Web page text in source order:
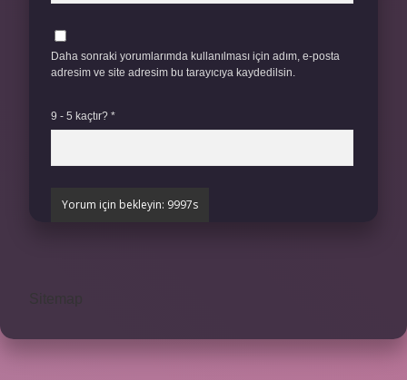
Daha sonraki yorumlarımda kullanılması için adım, e-posta
adresim ve site adresim bu tarayıcıya kaydedilsin.
9 - 5 kaçtır? *